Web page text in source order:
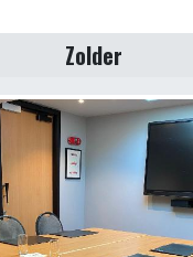
Zolder